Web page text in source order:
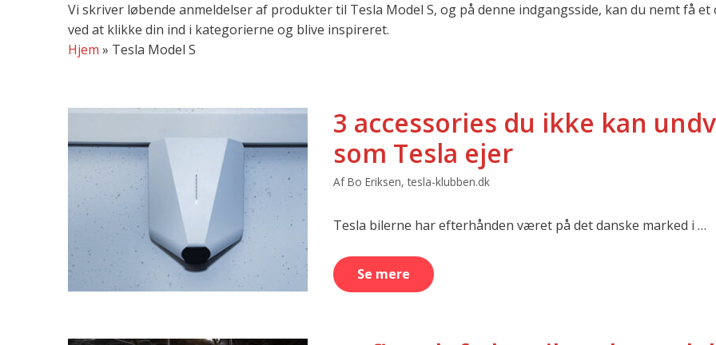
Vi skriver løbende anmeldelser af produkter til Tesla Model S, og på denne indgangsside, kan du nemt få et
ved at klikke din ind i kategorierne og blive inspireret.
Hjem » Tesla Model S
3 accessories du ikke kan
som Tesla ejer
AfBo Eriksen, tesla-klubben.dk
Tesla bilerne har efterhånden været på det danske marked i …
Se mere